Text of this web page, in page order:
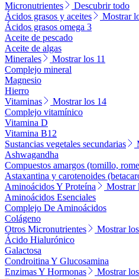
Micronutrientes
Descubrir todo
Ácidos grasos y aceites
Mostrar
Ácidos grasos omega 3
Aceite de pescado
Aceite de algas
Minerales
Mostrar los 11
Complejo mineral
Magnesio
Hierro
Vitaminas
Mostrar los 14
Complejo vitamínico
Vitamina D
Vitamina B12
Sustancias vegetales secundarias
Ashwagandha
Compuestos amargos (tomillo,
Astaxantina y carotenoides
Aminoácidos Y Proteína
Mostrar
Aminoácidos Esenciales
Complejo De Aminoácidos
Colágeno
Otros Micronutrientes
Mostrar
Ácido Hialurónico
Galactosa
Condroitina Y Glucosamina
Enzimas Y Hormonas
Mostrar